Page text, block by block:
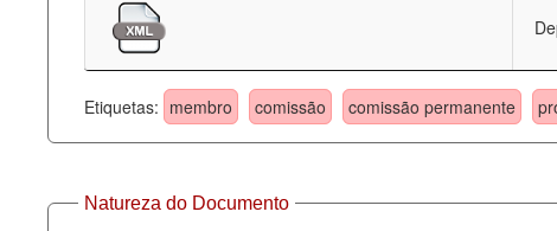
Etiquetas: membro comissão comissão permanente
Natureza do Documento